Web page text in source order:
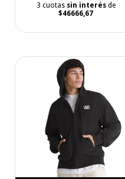
3 cuotas sin interésde
$46666,67